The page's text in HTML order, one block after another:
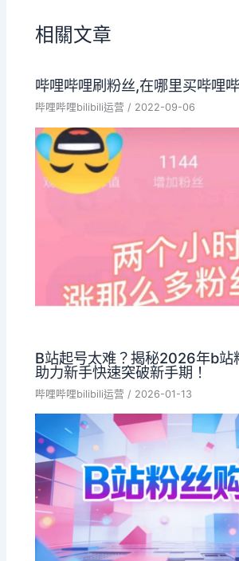
相關文章
哔哩哔哩刷粉丝,在哪里买哔哩
哔哩哔哩bilibili运营 / 2022-09-06
B站起号太难？揭秘2026年b站
助力新手快速突破新手期！
哔哩哔哩bilibili运营 / 2026-01-13